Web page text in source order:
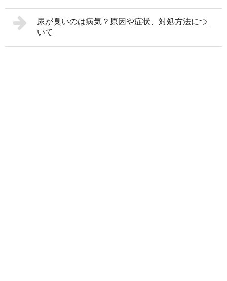
尿が臭いのは病気？原因や症状、対処方法につ
いて